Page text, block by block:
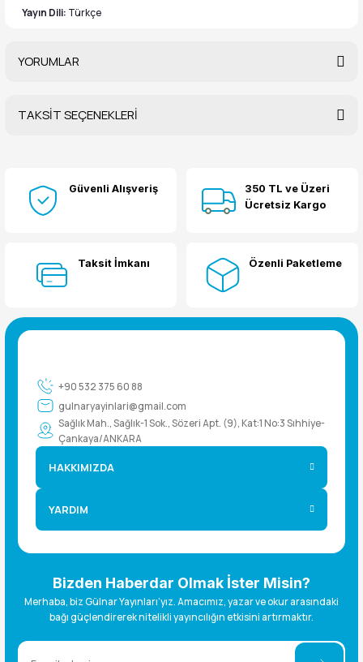
Yayın Dili: Türkçe
YORUMLAR
Yorum Yaz
TAKSİT SEÇENEKLERİ
Güvenli Alışveriş
350 TL ve Üzeri
Ücretsiz Kargo
Taksit İmkanı Özenli Paketleme
+90 532 375 60 88
gulnaryayinlari@gmail.com
Sağlık Mah., Sağlık-1 Sok., Sözeri Apt. (9), Kat:1 No:3 Sıhhiye-
Çankaya/ANKARA
HAKKIMIZDA
YARDIM
Bizden Haberdar Olmak İster Misin?
Merhaba, biz Gülnar Yayınları’yız. Amacımız, yazar ve okur arasındaki
bağı güçlendirerek nitelikli yayıncılığın etkisini artırmaktır.